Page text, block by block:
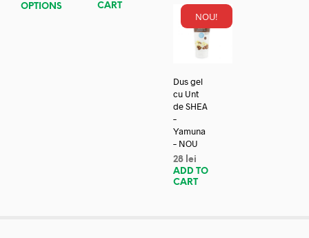
OPTIONS
CART
NOU!
Dus gel
cu Unt
de SHEA
–
Yamuna
– NOU
28 lei
ADD TO
CART